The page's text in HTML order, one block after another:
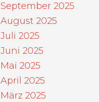
September 2025
August 2025
Juli 2025
Juni 2025
Mai 2025
April 2025
März 2025